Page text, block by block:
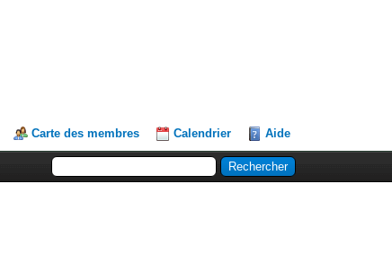
Carte des membres Calendrier Aide